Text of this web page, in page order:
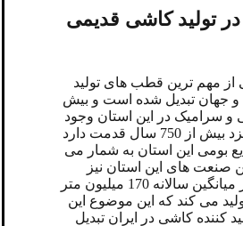
در تولید کاشی قدیمی
از مهم ترین قطب های تولید
و جهان تبدیل شده است و بیش
و سرامیک در این استان وجود
دارد. تولید کاشی سنتی یزد بیش از 750 سال قدمت دارد
بومی این استان به شمار می
صنعت های این استان نیز
هست. این استان به طور میانگین سالانه 170 میلیون متر
می کند که این موضوع این
کننده کاشی در ایران تبدیل